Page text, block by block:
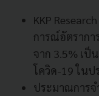
KKP
การณ์อัตรากา
จาก 3.5% เป็
โควิด-19 ในป
ประมาณการจ